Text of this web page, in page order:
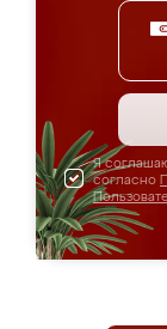
Я
согласно